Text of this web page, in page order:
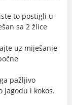
to postigli u
sa 2 žlice
uz miješanje
pažljivo
jagodu i kokos.